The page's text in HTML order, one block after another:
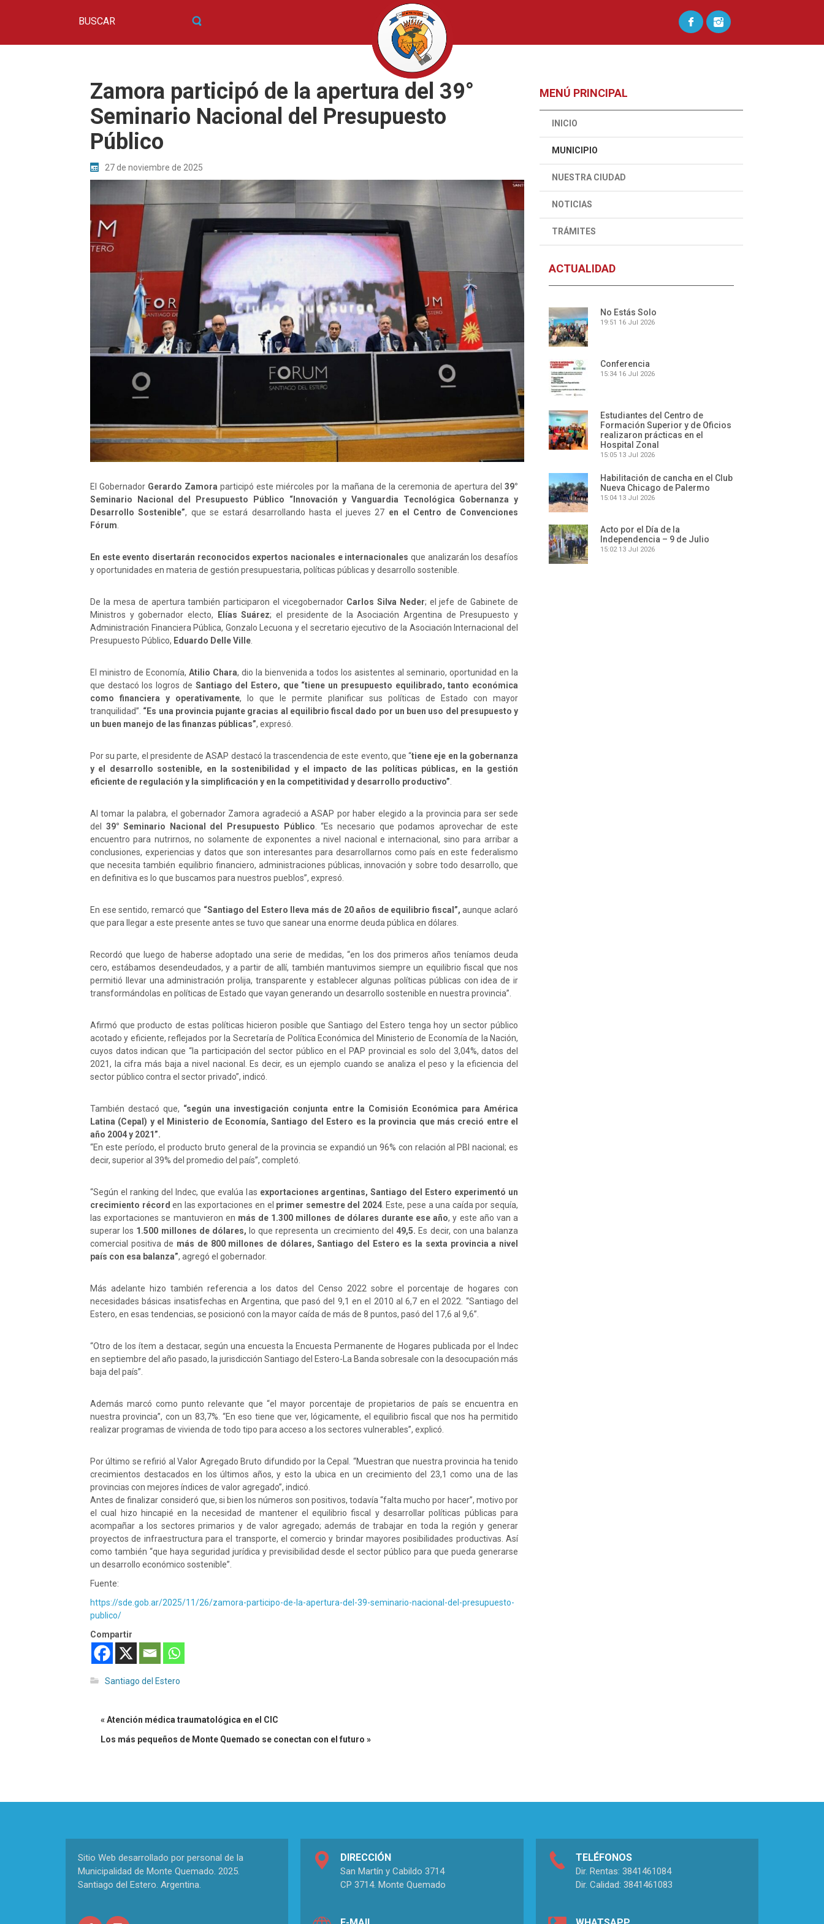
Zamora participó de la apertura del 39°
Seminario Nacional del Presupuesto
Público
27 de noviembre de 2025
El Gobernador Gerardo Zamora participó este miércoles por la mañana de la ceremonia de apertura del 39°
Seminario Nacional del Presupuesto Público “Innovación y Vanguardia Tecnológica Gobernanza y
Desarrollo Sostenible”, que se estará desarrollando hasta el jueves 27 en el Centro de Convenciones
Fórum
En este evento disertarán reconocidos expertos nacionales e internacionales que analizarán los desafíos
y oportunidades en materia de gestión presupuestaria, políticas públicas y desarrollo sostenible.
De la mesa de apertura también participaron el vicegobernador Carlos Silva Neder; el jefe de Gabinete de
Ministros y gobernador electo,
Elías Suárez; el presidente de la Asociación Argentina de Presupuesto y
Administración Financiera Pública, Gonzalo Lecuona y el secretario ejecutivo de la Asociación Internacional del
Presupuesto Público, Eduardo Delle Ville
El ministro de Economía, Atilio Chara, dio la bienvenida a todos los asistentes al seminario, oportunidad en la
que destacó los logros de Santiago del Estero, que “tiene un presupuesto equilibrado, tanto económica
como financiera y operativamente, lo que le permite planificar sus políticas de Estado con mayor
tranquilidad”. “Es una provincia pujante gracias al equilibrio fiscal dado por un buen uso del presupuesto y
un buen manejo de las finanzas públicas”, expresó.
Por su parte, el presidente de ASAP destacó la trascendencia de este evento, que “tiene eje en la gobernanza
y el desarrollo sostenible, en la sostenibilidad y el impacto de las políticas públicas, en la gestión
eficiente de regulación y la simplificación y en la competitividad y desarrollo productivo”
Al tomar la palabra, el gobernador Zamora agradeció a ASAP por haber elegido a la provincia para ser sede
del
39° Seminario Nacional del Presupuesto Público . “Es necesario que podamos aprovechar de este
encuentro para nutrirnos, no solamente de exponentes a nivel nacional e internacional, sino para arribar a
conclusiones, experiencias y datos que son interesantes para desarrollarnos como país en este federalismo
que necesita también equilibrio financiero, administraciones públicas, innovación y sobre todo desarrollo, que
en definitiva es lo que buscamos para nuestros pueblos”, expresó.
En ese sentido, remarcó que “Santiago del Estero lleva más de 20 años de equilibrio fiscal”, aunque aclaró
que para llegar a este presente antes se tuvo que sanear una enorme deuda pública en dólares.
Recordó que luego de haberse adoptado una serie de medidas, “en los dos primeros años teníamos deuda
cero, estábamos desendeudados, y a partir de allí, también mantuvimos siempre un equilibrio fiscal que nos
permitió llevar una administración prolija, transparente y establecer algunas políticas públicas con idea de ir
transformándolas en políticas de Estado que vayan generando un desarrollo sostenible en nuestra provincia”.
Afirmó que producto de estas políticas hicieron posible que Santiago del Estero tenga hoy un sector público
acotado y eficiente, reflejados por la Secretaría de Política Económica del Ministerio de Economía de la Nación,
cuyos datos indican que “la participación del sector público en el PAP provincial es solo del 3,04%, datos del
2021, la cifra más baja a nivel nacional. Es decir, es un ejemplo cuando se analiza el peso y la eficiencia del
sector público contra el sector privado”, indicó.
También destacó que, “según una investigación conjunta entre la Comisión Económica para América
Latina (Cepal) y el Ministerio de Economía, Santiago del Estero es la provincia que más creció entre el
año 2004 y 2021”.
“En este período, el producto bruto general de la provincia se expandió un 96% con relación al PBI nacional; es
decir, superior al 39% del promedio del país”, completó.
“Según el ranking del Indec, que evalúa las exportaciones argentinas, Santiago del Estero experimentó un
crecimiento récorden las exportaciones en el primer semestre del 2024. Este, pese a una caída por sequía,
las exportaciones se mantuvieron en más de 1.300 millones de dólares durante ese año, y este año van a
superar los 1.500 millones de dólares, lo que representa un crecimiento del 49,5. Es decir, con una balanza
comercial positiva de más de 800 millones de dólares, Santiago del Estero es la sexta provincia a nivel
país con esa balanza”, agregó el gobernador.
Más adelante hizo también referencia a los datos del Censo 2022 sobre el porcentaje de hogares con
necesidades básicas insatisfechas en Argentina, que pasó del 9,1 en el 2010 al 6,7 en el 2022. “Santiago del
Estero, en esas tendencias, se posicionó con la mayor caída de más de 8 puntos, pasó del 17,6 al 9,6”.
“Otro de los ítem a destacar, según una encuesta la Encuesta Permanente de Hogares publicada por el Indec
en septiembre del año pasado, la jurisdicción Santiago del Estero-La Banda sobresale con la desocupación más
baja del país”.
Además marcó como punto relevante que “el mayor porcentaje de propietarios de país se encuentra en
nuestra provincia”, con un 83,7%. “En eso tiene que ver, lógicamente, el equilibrio fiscal que nos ha permitido
realizar programas de vivienda de todo tipo para acceso a los sectores vulnerables”, explicó.
Por último se refirió al Valor Agregado Bruto difundido por la Cepal. “Muestran que nuestra provincia ha tenido
crecimientos destacados en los últimos años, y esto la ubica en un crecimiento del 23,1 como una de las
provincias con mejores índices de valor agregado”, indicó.
Antes de finalizar consideró que, si bien los números son positivos, todavía “falta mucho por hacer”, motivo por
el cual hizo hincapié en la necesidad de mantener el equilibrio fiscal y desarrollar políticas públicas para
acompañar a los sectores primarios y de valor agregado; además de trabajar en toda la región y generar
proyectos de infraestructura para el transporte, el comercio y brindar mayores posibilidades productivas. Así
como también “que haya seguridad jurídica y previsibilidad desde el sector público para que pueda generarse
un desarrollo económico sostenible”.
Fuente:
https://sde.gob.ar/2025/11/26/zamora-participo-de-la-apertura-del-39-seminario-nacional-del-presupuesto-
publico/
Compartir
Santiago del Estero
« Atención médica traumatológica en el CIC
Los más pequeños de Monte Quemado se conectan con el futuro »
MENÚ PRINCIPAL
INICIO
MUNICIPIO
NUESTRA CIUDAD
NOTICIAS
TRÁMITES
ACTUALIDAD
No Estás Solo
19:51 16 Jul 2026
Conferencia
15:34 16 Jul 2026
Estudiantes del Centro de
Formación Superior y de Oficios
realizaron prácticas en el
Hospital Zonal
15:05 13 Jul 2026
Habilitación de cancha en el Club
Nueva Chicago de Palermo
15:04 13 Jul 2026
Acto por el Día de la
Independencia – 9 de Julio
15:02 13 Jul 2026
Sitio Web desarrollado por personal de la
Municipalidad de Monte Quemado. 2025.
Santiago del Estero. Argentina.
DIRECCIÓN
San Martín y Cabildo 3714
CP 3714. Monte Quemado
TELÉFONOS
Dir. Rentas: 3841461084
Dir. Calidad: 3841461083